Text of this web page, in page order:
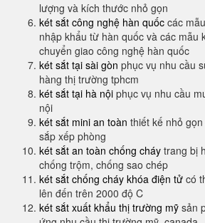
lượng và kích thước nhỏ gọn
két sắt công nghệ hàn quốc các
nhập khẩu từ hàn quốc và các mẫu
chuyển giao công nghệ hàn quốc
két sắt tại sài gòn phục vụ nhu cầu
hàng thị trường tphcm
két sắt tại hà nội phục vụ nhu cầu
nội
két sắt mini an toàn thiết kế nhỏ
sắp xếp phòng
két sắt an toàn chống cháy trang bị
chống trộm, chống sao chép
két sắt chống cháy khóa điện tử có
lên đến trên 2000 độ C
két sắt xuất khẩu thị trường mỹ sản